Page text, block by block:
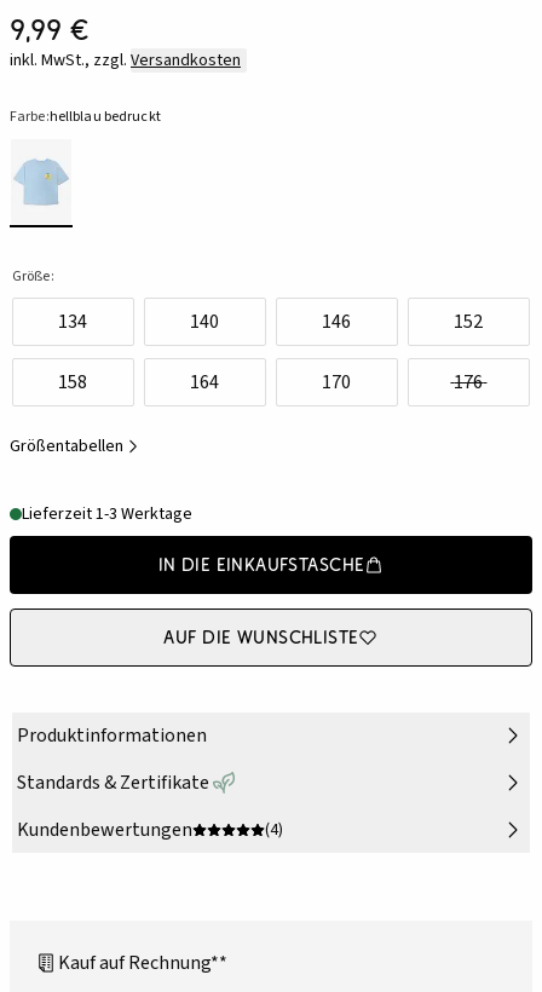
9,99 €
inkl. MwSt., zzgl. Versandkosten
Farbe:hellblau bedruckt
Größe:
134 140 146 152
158 164 170 176
Größentabellen
Lieferzeit 1-3 Werktage
In die Einkaufstasche
Auf die Wunschliste
Produktinformationen
Standards & Zertifikate
Kundenbewertungen
(4)
Kauf auf Rechnung**